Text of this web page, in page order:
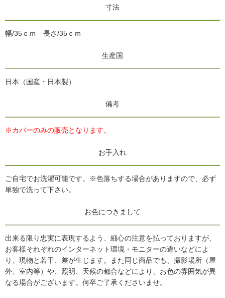
寸法
幅/35ｃｍ 長さ/35ｃｍ
生産国
日本（国産・日本製）
備考
※カバーのみの販売となります。
お手入れ
ご自宅でお洗濯可能です。※色落ちする場合がありますので、必ず
単独で洗って下さい。
お色につきまして
出来る限り忠実に表現するよう、細心の注意を払っておりますが、
お客様それぞれのインターネット環境・モニターの違いなどによ
り、現物と若干、差が生じます。また同じ商品でも、撮影場所（屋
外、室内等）や、照明、天候の都合などにより、お色の雰囲気が異
なる場合がございます。何卒ご了承くださいませ。